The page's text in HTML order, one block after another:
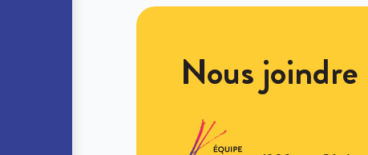
Nous joindre